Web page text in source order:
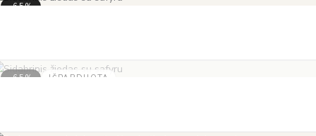
-65%
-65% IŠPARDUOTA